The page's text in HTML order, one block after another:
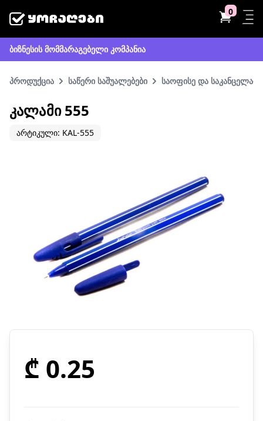
0
ბიზნესის მომმარაგებელი კომპანია
პროდუქცია საწერი საშუალებები საოფისე და
ᲙᲐᲚᲐᲛᲘ 555
არტიკული: KAL-555
₾ 0.25